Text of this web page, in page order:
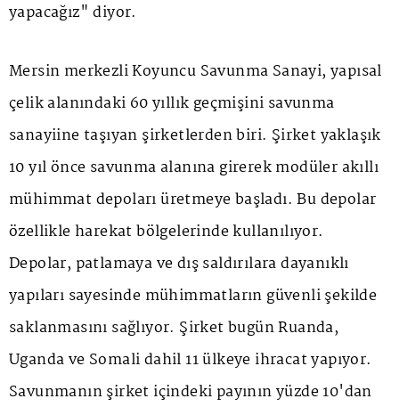
yapacağız" diyor.
Mersin merkezli Koyuncu Savunma Sanayi, yapısal
çelik alanındaki 60 yıllık geçmişini savunma
sanayiine taşıyan şirketlerden biri. Şirket yaklaşık
10 yıl önce savunma alanına girerek modüler akıllı
mühimmat depoları üretmeye başladı. Bu depolar
özellikle harekat bölgelerinde kullanılıyor.
Depolar, patlamaya ve dış saldırılara dayanıklı
yapıları sayesinde mühimmatların güvenli şekilde
saklanmasını sağlıyor. Şirket bugün Ruanda,
Uganda ve Somali dahil 11 ülkeye ihracat yapıyor.
Savunmanın şirket içindeki payının yüzde 10'dan